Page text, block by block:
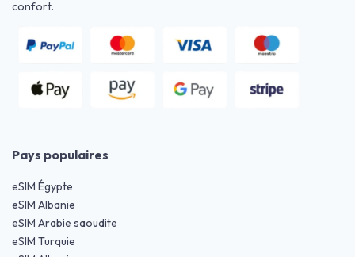
confort.
Pays populaires
eSIM Égypte
eSIM Albanie
eSIM Arabie saoudite
eSIM Turquie